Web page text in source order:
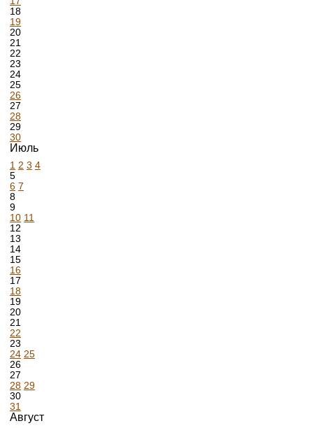
18
19
20
21
22
23
24
25
26
27
28
29
30
Июль
1 2 3 4
5
6 7
8
9
10 11
12
13
14
15
16
17
18
19
20
21
22
23
24 25
26
27
28 29
30
31
Август